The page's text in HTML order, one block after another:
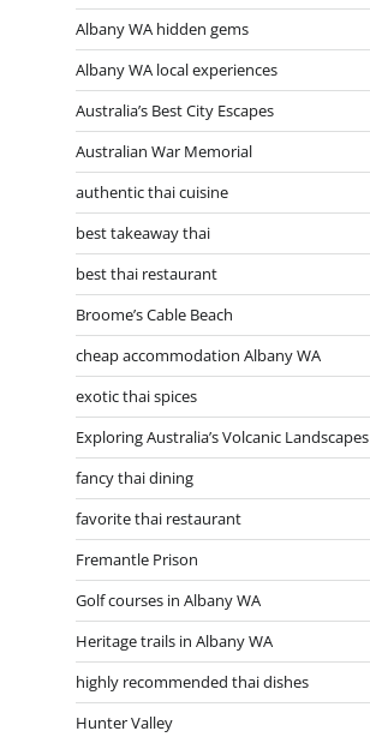
Albany WA hidden gems
Albany WA local experiences
Australia’s Best City Escapes
Australian War Memorial
authentic thai cuisine
best takeaway thai
best thai restaurant
Broome’s Cable Beach
cheap accommodation Albany WA
exotic thai spices
Exploring Australia’s Volcanic Landscapes
fancy thai dining
favorite thai restaurant
Fremantle Prison
Golf courses in Albany WA
Heritage trails in Albany WA
highly recommended thai dishes
Hunter Valley